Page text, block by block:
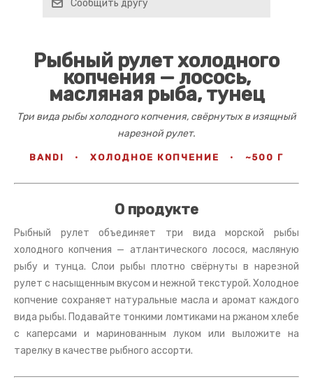
Сообщить другу
Рыбный рулет холодного
копчения — лосось,
масляная рыба, тунец
Три вида рыбы холодного копчения, свёрнутых в изящный
нарезной рулет.
BANDI · ХОЛОДНОЕ КОПЧЕНИЕ · ~500 Г
О продукте
Рыбный рулет объединяет три вида морской рыбы
холодного копчения — атлантического лосося, масляную
рыбу и тунца. Слои рыбы плотно свёрнуты в нарезной
рулет с насыщенным вкусом и нежной текстурой. Холодное
копчение сохраняет натуральные масла и аромат каждого
вида рыбы. Подавайте тонкими ломтиками на ржаном хлебе
с каперсами и маринованным луком или выложите на
тарелку в качестве рыбного ассорти.